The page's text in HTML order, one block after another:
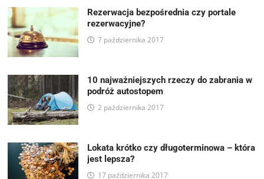
Rezerwacja bezpośrednia czy portale
rezerwacyjne?
7 października 2017
10 najważniejszych rzeczy do zabrania w
podróż autostopem
2 października 2017
Lokata krótko czy długoterminowa – która
jest lepsza?
17 października 2017